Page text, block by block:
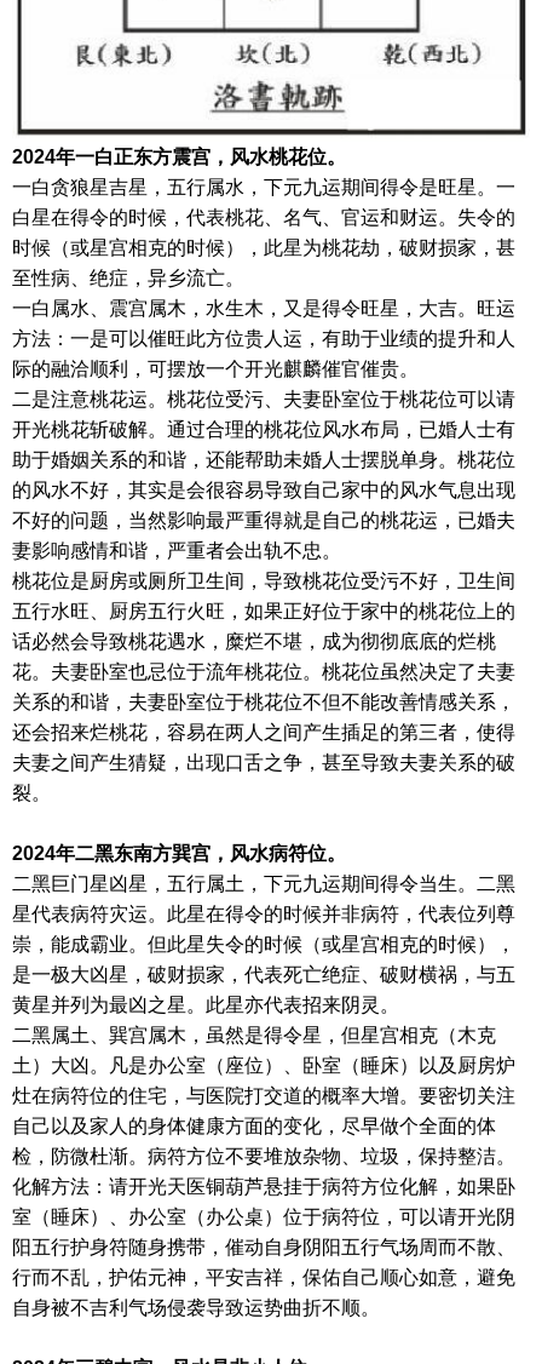
2024年一白正东方震宫，风水桃花位。
一白贪狼星吉星，五行属水，下元九运期间得令是旺星。一
白星在得令的时候，代表桃花、名气、官运和财运。失令的
时候（或星宫相克的时候），此星为桃花劫，破财损家，甚
至性病、绝症，异乡流亡。
一白属水、震宫属木，水生木，又是得令旺星，大吉。旺运
方法：一是可以催旺此方位贵人运，有助于业绩的提升和人
际的融洽顺利，可摆放一个开光麒麟催官催贵。
二是注意桃花运。桃花位受污、夫妻卧室位于桃花位可以请
开光桃花斩破解。通过合理的桃花位风水布局，已婚人士有
助于婚姻关系的和谐，还能帮助未婚人士摆脱单身。桃花位
的风水不好，其实是会很容易导致自己家中的风水气息出现
不好的问题，当然影响最严重得就是自己的桃花运，已婚夫
妻影响感情和谐，严重者会出轨不忠。
桃花位是厨房或厕所卫生间，导致桃花位受污不好，卫生间
五行水旺、厨房五行火旺，如果正好位于家中的桃花位上的
话必然会导致桃花遇水，糜烂不堪，成为彻彻底底的烂桃
花。夫妻卧室也忌位于流年桃花位。桃花位虽然决定了夫妻
关系的和谐，夫妻卧室位于桃花位不但不能改善情感关系，
还会招来烂桃花，容易在两人之间产生插足的第三者，使得
夫妻之间产生猜疑，出现口舌之争，甚至导致夫妻关系的破
裂。
2024年二黑东南方巽宫，风水病符位。
二黑巨门星凶星，五行属土，下元九运期间得令当生。二黑
星代表病符灾运。此星在得令的时候并非病符，代表位列尊
崇，能成霸业。但此星失令的时候（或星宫相克的时候），
是一极大凶星，破财损家，代表死亡绝症、破财横祸，与五
黄星并列为最凶之星。此星亦代表招来阴灵。
二黑属土、巽宫属木，虽然是得令星，但星宫相克（木克
土）大凶。凡是办公室（座位）、卧室（睡床）以及厨房炉
灶在病符位的住宅，与医院打交道的概率大增。要密切关注
自己以及家人的身体健康方面的变化，尽早做个全面的体
检，防微杜渐。病符方位不要堆放杂物、垃圾，保持整洁。
化解方法：请开光天医铜葫芦悬挂于病符方位化解，如果卧
室（睡床）、办公室（办公桌）位于病符位，可以请开光阴
阳五行护身符随身携带，催动自身阴阳五行气场周而不散、
行而不乱，护佑元神，平安吉祥，保佑自己顺心如意，避免
自身被不吉利气场侵袭导致运势曲折不顺。